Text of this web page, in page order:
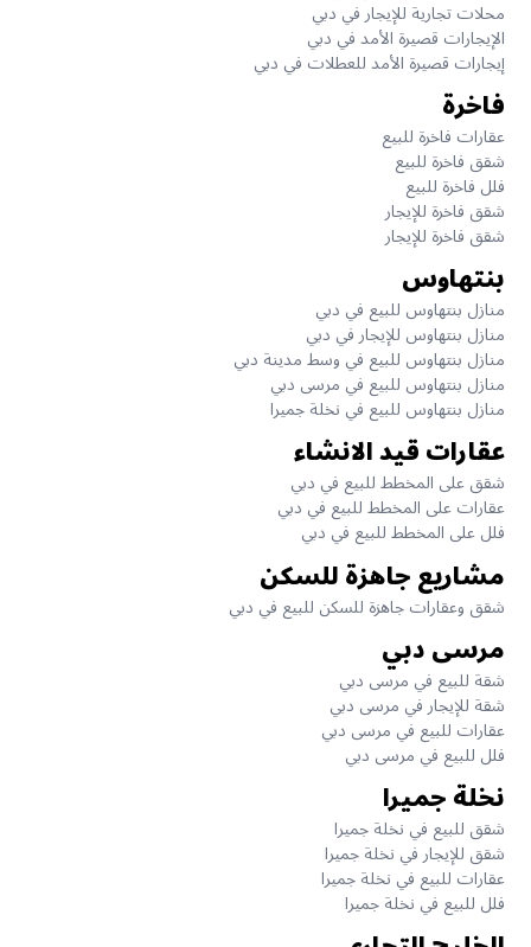
محلات تجارية للإيجار في دبي
الإيجارات قصيرة الأمد في دبي
إيجارات قصيرة الأمد للعطلات في دبي
فاخرة
عقارات فاخرة للبيع
شقق فاخرة للبيع
فلل فاخرة للبيع
شقق فاخرة للإيجار
شقق فاخرة للإيجار
بنتهاوس
منازل بنتهاوس للبيع في دبي
منازل بنتهاوس للإيجار في دبي
منازل بنتهاوس للبيع في وسط مدينة دبي
منازل بنتهاوس للبيع في مرسى دبي
منازل بنتهاوس للبيع في نخلة جميرا
عقارات قيد الانشاء
شقق على المخطط للبيع في دبي
عقارات على المخطط للبيع في دبي
فلل على المخطط للبيع في دبي
مشاريع جاهزة للسكن
شقق وعقارات جاهزة للسكن للبيع في دبي
مرسى دبي
شقة للبيع في مرسى دبي
شقة للإيجار في مرسى دبي
عقارات للبيع في مرسى دبي
فلل للبيع في مرسى دبي
نخلة جميرا
شقق للبيع في نخلة جميرا
شقق للإيجار في نخلة جميرا
عقارات للبيع في نخلة جميرا
فلل للبيع في نخلة جميرا